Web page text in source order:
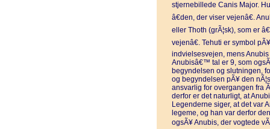
stjernebillede Canis Major.
â€den, der viser vejenâ€.
eller Thoth (grÃ¦sk), som er
vejenâ€. Tehuti er symbol
indvielsesvejen, mens
Anubisâ€™ tal er 9, som
begyndelsen og slutningen,
og begyndelsen pÃ¥ den
ansvarlig for overgangen fra
derfor er det naturligt, at
Legenderne siger, at det var
legeme, og han var derfor
ogsÃ¥ Anubis, der vogtede